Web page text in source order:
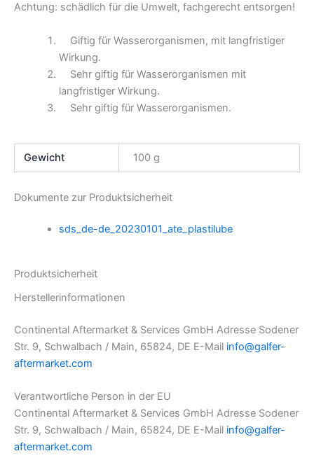
Achtung: schädlich für die Umwelt, fachgerecht entsorgen!
Giftig für Wasserorganismen, mit langfristiger
Wirkung.
Sehr giftig für Wasserorganismen mit
langfristiger Wirkung.
Sehr giftig für Wasserorganismen.
Gewicht 100 g
Dokumente zur Produktsicherheit
sds_de-de_20230101_ate_plastilube
Produktsicherheit
Herstellerinformationen
Continental Aftermarket & Services GmbH Adresse Sodener
Str. 9, Schwalbach / Main, 65824, DE E-Mail info@galfer-
aftermarket.com
Verantwortliche Person in der EU
Continental Aftermarket & Services GmbH Adresse Sodener
Str. 9, Schwalbach / Main, 65824, DE E-Mail info@galfer-
aftermarket.com